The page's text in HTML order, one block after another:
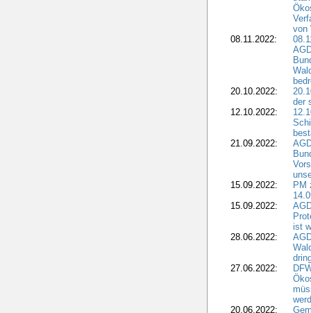
von
08.11.2022:
20.10.2022:
der
12.10.2022:
21.09.2022:
15.09.2022:
PM
15.09.2022:
ist
28.06.2022:
27.06.2022:
20.06.2022: